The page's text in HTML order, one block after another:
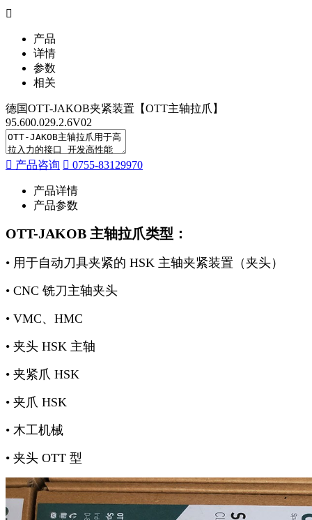
产品
详情
参数
相关
德国OTT-JAKOB夹紧装置【OTT主轴拉爪】
95.600.029.2.6V02
产品咨询 0755-83129970
产品详情
产品参数
OTT-JAKOB 主轴拉爪类型：
• 用于自动刀具夹紧的 HSK 主轴夹紧装置（夹头）
• CNC 铣刀主轴夹头
• VMC、HMC
• 夹头 HSK 主轴
• 夹紧爪 HSK
• 夹爪 HSK
• 木工机械
• 夹头 OTT 型